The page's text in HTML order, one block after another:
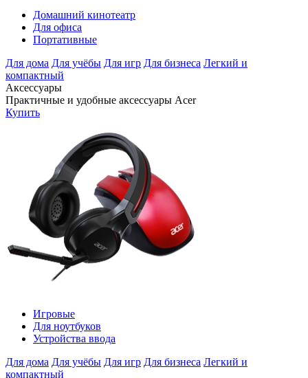
Домашний кинотеатр
Для офиса
Портативные
Для дома Для учёбы Для игр Для бизнеса Легкий и
компактный
Аксессуары
Практичные и удобные аксессуары Acer
Купить
Игровые
Для ноутбуков
Устройства ввода
Для дома Для учёбы Для игр Для бизнеса Легкий и
компактный